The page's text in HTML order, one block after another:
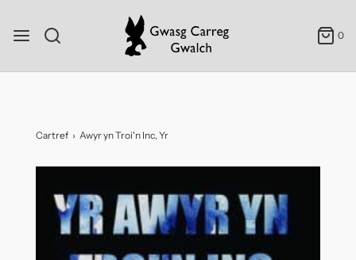
0
Cartref › Awyr yn Troi'n Inc, Yr